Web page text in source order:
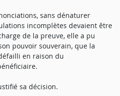
sans dénaturer
incomplètes devaient être
de la preuve, elle a pu
pouvoir souverain, que la
en raison du
sa décision.